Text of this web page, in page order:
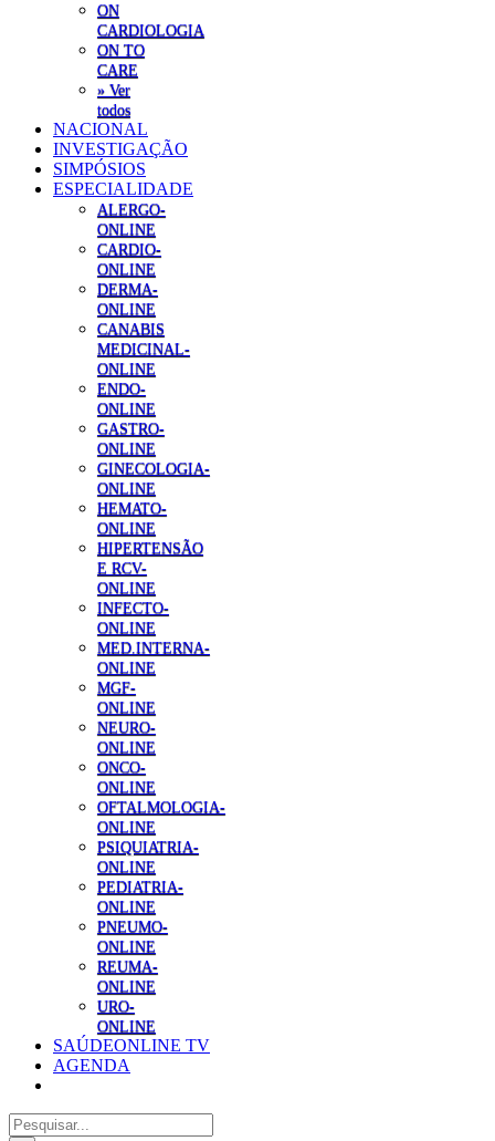
ON
CARDIOLOGIA
ON TO
CARE
» Ver
todos
NACIONAL
INVESTIGAÇÃO
SIMPÓSIOS
ESPECIALIDADE
ALERGO-
ONLINE
CARDIO-
ONLINE
DERMA-
ONLINE
CANABIS
MEDICINAL-
ONLINE
ENDO-
ONLINE
GASTRO-
ONLINE
GINECOLOGIA-
ONLINE
HEMATO-
ONLINE
HIPERTENSÃO
E RCV-
ONLINE
INFECTO-
ONLINE
MED.INTERNA-
ONLINE
MGF-
ONLINE
NEURO-
ONLINE
ONCO-
ONLINE
OFTALMOLOGIA-
ONLINE
PSIQUIATRIA-
ONLINE
PEDIATRIA-
ONLINE
PNEUMO-
ONLINE
REUMA-
ONLINE
URO-
ONLINE
SAÚDEONLINE TV
AGENDA
Pesquisar